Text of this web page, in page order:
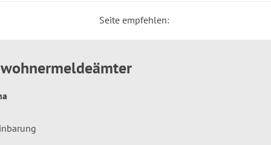
Seite empfehlen: